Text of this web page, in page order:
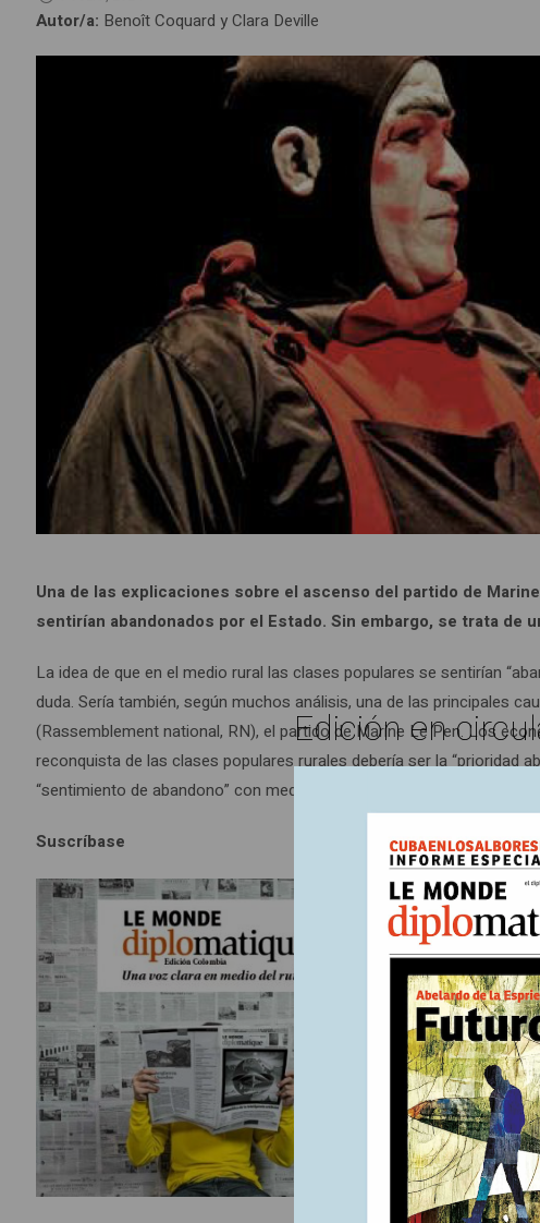
Autor/a: Benoît Coquard y Clara Deville
Una de las explicaciones sobre el ascenso del partido de
sentirían abandonados por el Estado. Sin embargo, se trata de
La idea de que en el medio rural las clases populares se sentirían
duda. Sería también, según muchos análisis, una de las principales
(Rassemblement national, RN), el partido de Marine Le Pen. Los
reconquista de las clases populares rurales debería ser la “prioridad
“sentimiento de abandono” con medidas sociales y económicas (1).
Suscríbase
Edición en